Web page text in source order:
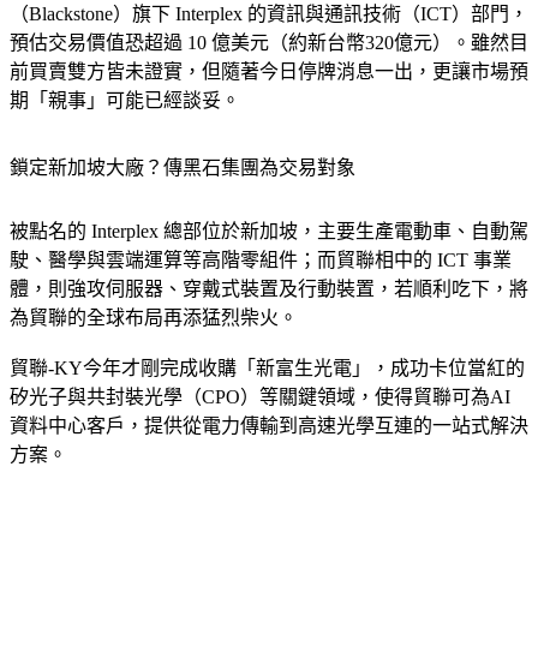
預估交易價值恐超過 10 億美元（約新台幣320億元）。雖然目
前買賣雙方皆未證實，但隨著今日停牌消息一出，更讓市場預
期「親事」可能已經談妥。
駛、醫學與雲端運算等高階零組件；而貿聯相中的 ICT 事業
體，則強攻伺服器、穿戴式裝置及行動裝置，若順利吃下，將
為貿聯的全球布局再添猛烈柴火。
矽光子與共封裝光學（CPO）等關鍵領域 ，
使得貿聯可為AI
資料中心客戶，提供從電力傳輸到高速光學互連的一站式解決
方案。